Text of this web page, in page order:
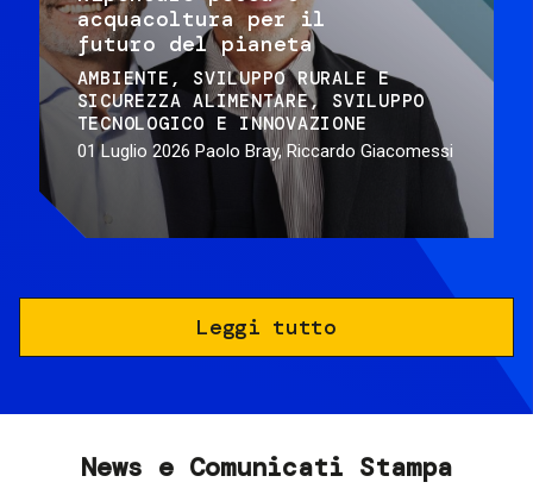
acquacoltura per il
futuro del pianeta
AMBIENTE
SVILUPPO RURALE E
SICUREZZA ALIMENTARE
SVILUPPO
TECNOLOGICO E INNOVAZIONE
01 Luglio 2026 Paolo Bray, Riccardo Giacomessi
Leggi tutto
News e Comunicati Stampa